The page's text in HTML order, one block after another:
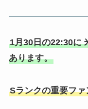
1月30日の22:30に
あります。
Sランクの重要フ